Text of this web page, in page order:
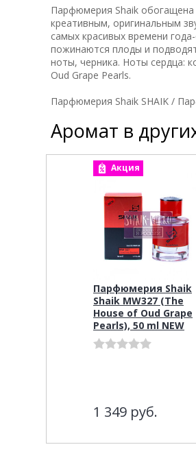
Парфюмерия Shaik
креативным, оригинальным
самых красивых времени
пожинаются плоды и
ноты, черника. Ноты сердца:
Oud Grape Pearls.
Парфюмерия Shaik SHAIK /
Аромат в
Акция
Парфюмерия Shaik
Shaik MW327 (The
House of Oud Grape
Pearls), 50 ml NEW
1 349 руб.